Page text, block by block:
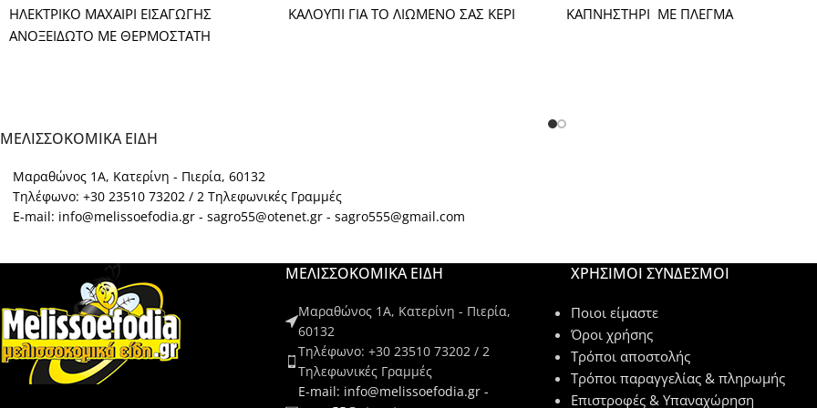
ΗΛΕΚΤΡΙΚΟ ΜΑΧΑΙΡΙ ΕΙΣΑΓΩΓΗΣ
ΑΝΟΞΕΙΔΩΤΟ ΜΕ ΘΕΡΜΟΣΤΑΤΗ
ΚΑΛΟΥΠΙ ΓΙΑ ΤΟ ΛΙΩΜΕΝΟ ΣΑΣ ΚΕΡΙ ΚΑΠΝΗΣΤΗΡΙ ΜΕ ΠΛΕΓΜΑ
ΜΕΛΙΣΣΟΚΟΜΙΚΑ ΕΙΔΗ
Μαραθώνος 1Α, Κατερίνη - Πιερία, 60132
Τηλέφωνο: +30 23510 73202 / 2 Τηλεφωνικές Γραμμές
E-mail: info@melissoefodia.gr - sagro55@otenet.gr - sagro555@gmail.com
ΜΕΛΙΣΣΟΚΟΜΙΚΑ ΕΙΔΗ
Μαραθώνος 1Α, Κατερίνη - Πιερία,
60132
Τηλέφωνο: +30 23510 73202 / 2
Τηλεφωνικές Γραμμές
E-mail: info@melissoefodia.gr -
ΧΡΉΣΙΜΟΙ ΣΎΝΔΕΣΜΟΙ
Ποιοι είμαστε
Όροι χρήσης
Τρόποι αποστολής
Τρόποι παραγγελίας & πληρωμής
Επιστροφές & Υπαναχώρηση